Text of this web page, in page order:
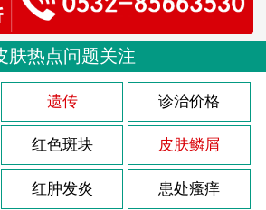
青岛金肤康皮肤病医院可靠吗?
青岛金肤康皮肤病医院是不是正规医院?
2025-05-12
肤热点问题关注
遗传 诊治价格
红色斑块 皮肤鳞屑
红肿发炎 患处瘙痒